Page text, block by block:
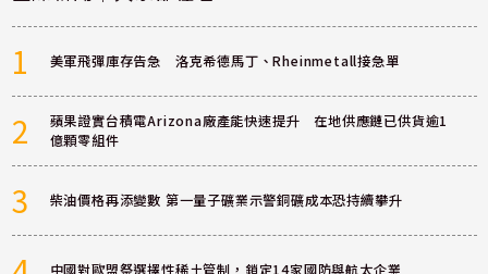
1 美軍飛彈庫存告急 洛克希德馬丁、Rheinmetall接急單
2
蘋果證實台積電Arizona廠產能快速提升 在地供應鏈已供貨逾1
億顆零組件
3 柴油價格再添變數 第一量子礦業示警銅礦成本恐持續攀升
中國對歐盟祭選擇性稀土管制，鎖定14家國防與航太企業